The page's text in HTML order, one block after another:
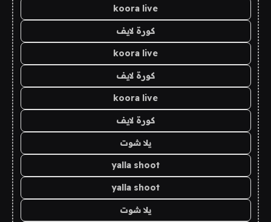
koora live
كورة لايف
koora live
كورة لايف
koora live
كورة لايف
يلا شوت
yalla shoot
yalla shoot
يلا شوت